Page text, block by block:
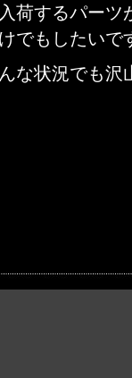
荷するパー
でもしたいで
な状況でも沢